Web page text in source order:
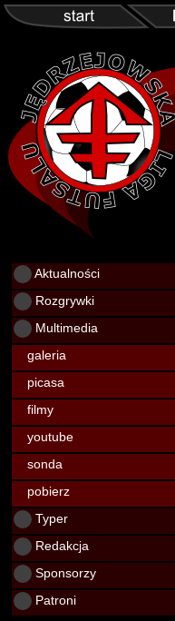
Aktualności
Rozgrywki
Multimedia
galeria
picasa
filmy
youtube
sonda
pobierz
Typer
Redakcja
Sponsorzy
Patroni